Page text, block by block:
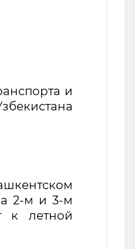
и
2-м и 3-м
к летной